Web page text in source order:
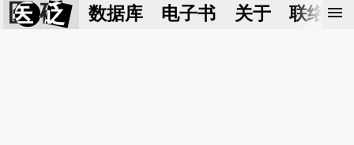
医 砭 数据库 电子书 关于 联络我
menu